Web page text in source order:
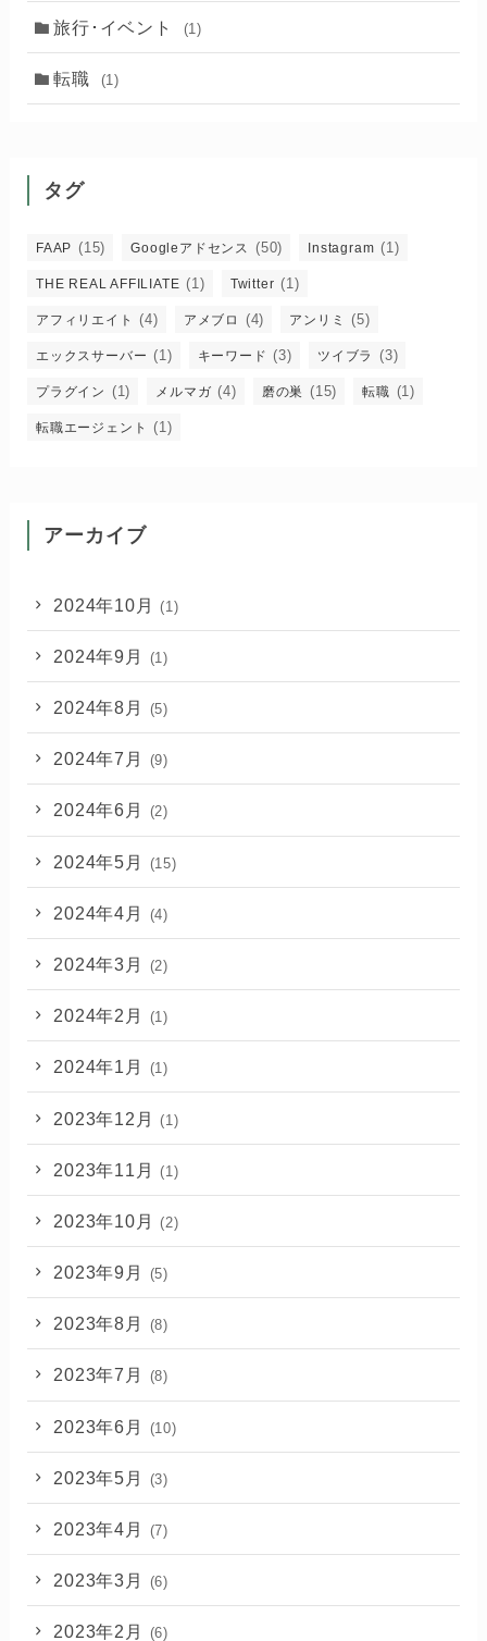
旅行･イベント (1)
転職 (1)
タグ
FAAP (15) Googleアドセンス (50) Instagram (1)
THE REAL AFFILIATE (1) Twitter (1)
アフィリエイト (4) アメブロ (4) アンリミ (5)
エックスサーバー (1) キーワード (3) ツイブラ (3)
プラグイン (1) メルマガ (4) 磨の巣 (15) 転職 (1)
転職エージェント (1)
アーカイブ
2024年10月 (1)
2024年9月 (1)
2024年8月 (5)
2024年7月 (9)
2024年6月 (2)
2024年5月 (15)
2024年4月 (4)
2024年3月 (2)
2024年2月 (1)
2024年1月 (1)
2023年12月 (1)
2023年11月 (1)
2023年10月 (2)
2023年9月 (5)
2023年8月 (8)
2023年7月 (8)
2023年6月 (10)
2023年5月 (3)
2023年4月 (7)
2023年3月 (6)
2023年2月 (6)